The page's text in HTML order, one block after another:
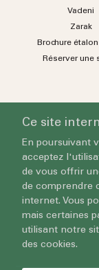
Vadeni
Zarak
Brochure
Réserver une
Ce site
En poursuivant
acceptez
de vous offrir
de comprendre
internet. Vous
mais certaines
utilisant notre
des cookies.